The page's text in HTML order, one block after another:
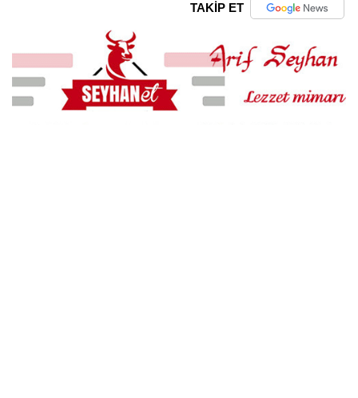
TAKİP ET